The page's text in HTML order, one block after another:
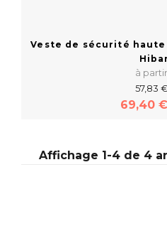
En
Veste de sécurité
à
57,83
69,40
Affichage 1-4 de 4